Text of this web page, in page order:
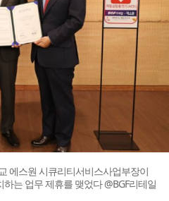
에스원 시큐리티서비스사업부장이
는 업무 제휴를 맺었다 @BGF리테일